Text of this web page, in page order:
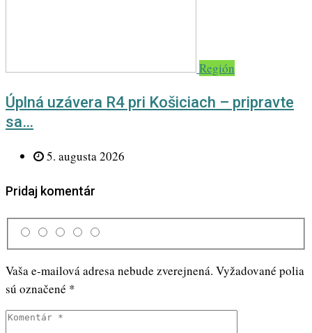
Región
Úplná uzávera R4 pri Košiciach – pripravte
sa…
5. augusta 2026
Pridaj komentár
Vaša e-mailová adresa nebude zverejnená. Vyžadované polia
sú označené *